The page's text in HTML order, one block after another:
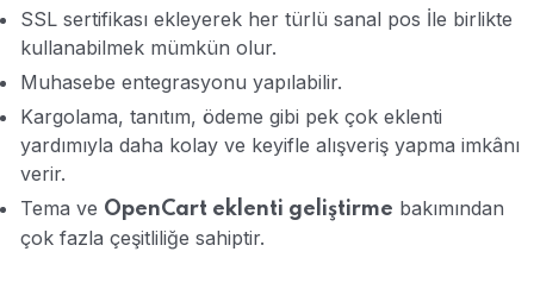
SSL sertifikası ekleyerek her türlü sanal pos İle birlikte
kullanabilmek mümkün olur.
Muhasebe entegrasyonu yapılabilir.
Kargolama, tanıtım, ödeme gibi pek çok eklenti
yardımıyla daha kolay ve keyifle alışveriş yapma imkânı
verir.
Tema ve OpenCart eklenti geliştirme bakımından
çok fazla çeşitliliğe sahiptir.